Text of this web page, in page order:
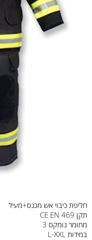
חליפת כיבוי אש מכנס+מעיל
תקן CE EN 469
מחומר נומקס 3
במידות L-XXL